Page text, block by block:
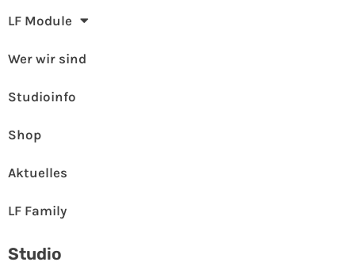
LF Module
Wer wir sind
Studioinfo
Shop
Aktuelles
LF Family
Studio